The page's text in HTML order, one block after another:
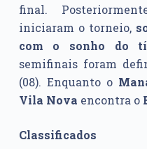
final.
iniciaram o torneio,
com o sonho do
semifinais foram
(08). Enquanto o
Vila Nova encontra o
Classificados